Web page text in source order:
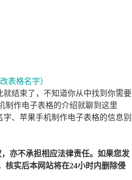
结束了，不知道你从中找到你需要
制作电子表格的介绍就聊到这里
、苹果手机制作电子表格的信息别
亦不承担相应法律责任。如果您发
核实后本网站将在24小时内删除侵